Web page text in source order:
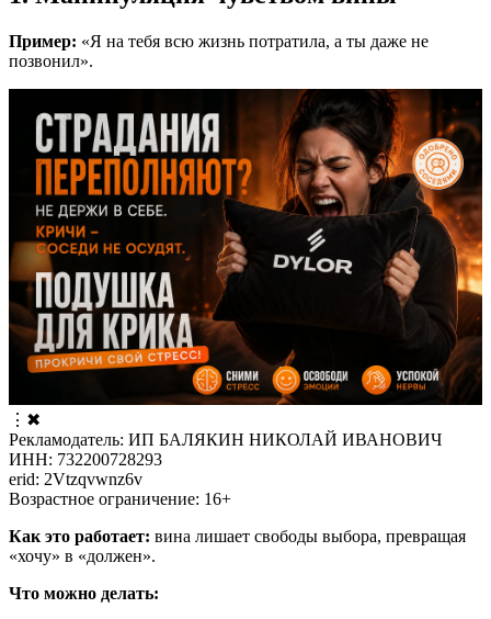
Пример: «Я на тебя всю жизнь потратила, а ты даже не
позвонил».
⋮ ✖
Рекламодатель: ИП БАЛЯКИН НИКОЛАЙ ИВАНОВИЧ
ИНН: 732200728293
erid: 2Vtzqvwnz6v
Возрастное ограничение: 16+
Как это работает: вина лишает свободы выбора, превращая
«хочу» в «должен».
Что можно делать: